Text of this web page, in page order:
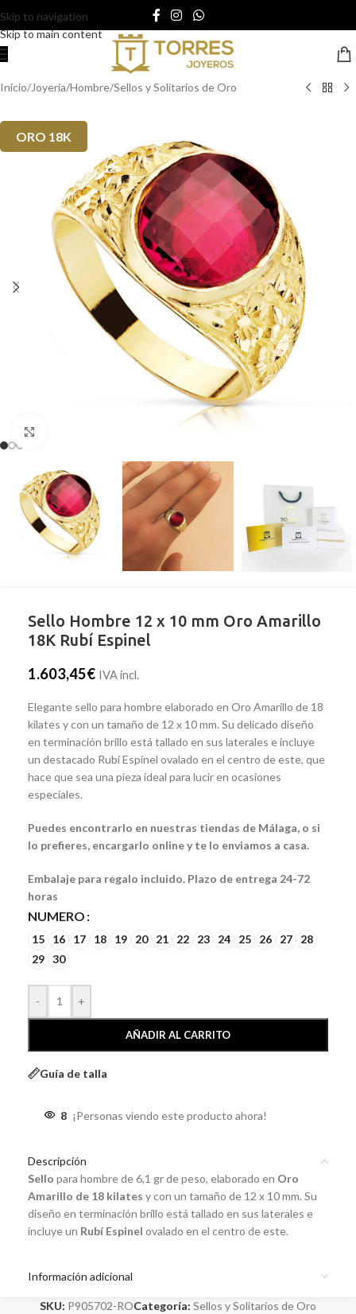
Skip to navigation
Skip to main content
Inicio/Joyería/Hombre/Sellos y Solitarios de Oro
ORO 18K
Sello Hombre 12 x 10 mm Oro Amarillo
18K Rubí Espinel
1.603,45€ IVA incl.
Elegante sello para hombre elaborado en Oro Amarillo de 18
kilates y con un tamaño de 12 x 10 mm. Su delicado diseño
en terminación brillo está tallado en sus laterales e incluye
un destacado Rubí Espinel ovalado en el centro de este, que
hace que sea una pieza ideal para lucir en ocasiones
especiales.
Puedes encontrarlo en nuestras tiendas de Málaga, o si
lo prefieres, encargarlo online y te lo enviamos a casa.
Embalaje para regalo incluido. Plazo de entrega 24-72
horas
NUMERO
15 16 17 18 19 20 21 22 23 24 25 26 27
28
29 30
- +
AÑADIR AL CARRITO
Guía de talla
8 ¡Personas viendo este producto ahora!
Descripción
Sello para hombre de 6,1 gr de peso, elaborado en Oro
Amarillo de 18 kilates y con un tamaño de 12 x 10 mm. Su
diseño en terminación brillo está tallado en sus laterales e
incluye un Rubí Espinel ovalado en el centro de este.
Información adicional
SKU: P905702-ROCategoría: Sellos y Solitarios de Oro